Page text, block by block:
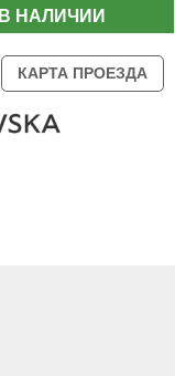
В НАЛИЧИИ
КАРТА ПРОЕЗДА